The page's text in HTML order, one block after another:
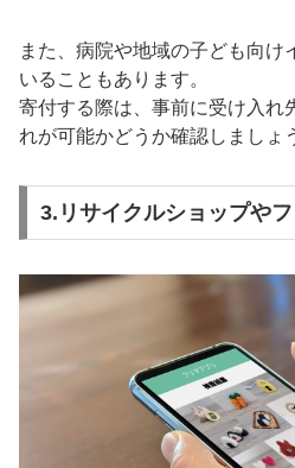
また、病院や地域の子ども向け
いることもあります。
寄付する際は、事前に受け入れ
れが可能かどうか確認しましょ
3.リサイクルショップや